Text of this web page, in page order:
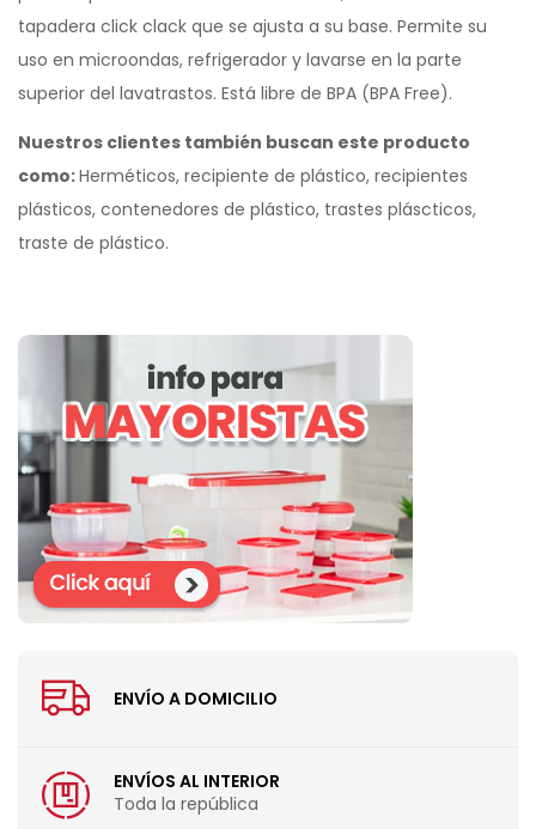
tapadera click clack que se ajusta a su base. Permite su
uso en microondas, refrigerador y lavarse en la parte
superior del lavatrastos. Está libre de BPA (BPA Free).
Nuestros clientes también buscan este producto
como:Herméticos, recipiente de plástico, recipientes
plásticos, contenedores de plástico, trastes pláscticos,
traste de plástico.
ENVÍO A DOMICILIO
ENVÍOS AL INTERIOR
Toda la república